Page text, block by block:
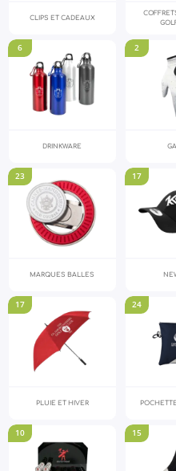
CLIPS ET CADEAUX
6
DRINKWARE
2
23
MARQUES BALLES
17
17
PLUIE ET HIVER
24
10 15